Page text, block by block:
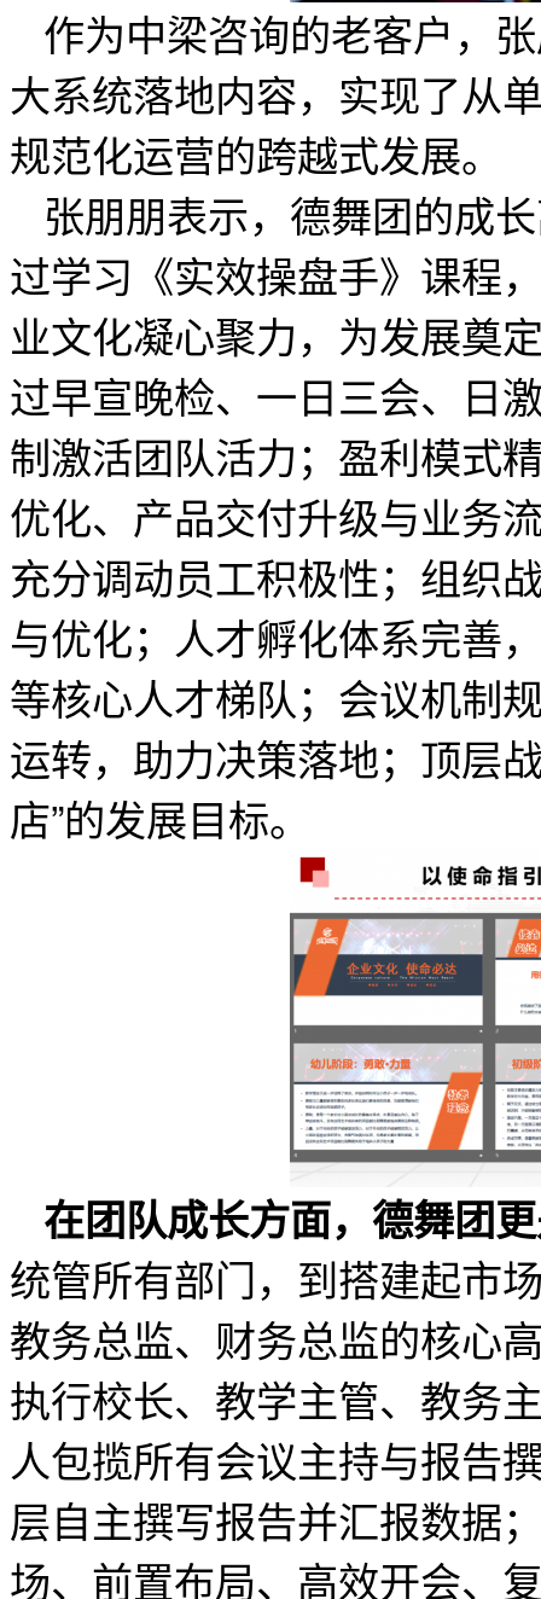
作为中梁咨询的老客户，
大系统落地内容，实现了从
规范化运营的跨越式发展。
张朋朋表示，德舞团的成
过学习《实效操盘手》课程
业文化凝心聚力，为发展奠
过早宣晚检、一日三会、日
制激活团队活力；盈利模式
优化、产品交付升级与业务
充分调动员工积极性；组织
与优化；人才孵化体系完善
等核心人才梯队；会议机制
运转，助力决策落地；顶层
店”的发展目标。
在团队成长方面，德舞团
统管所有部门，到搭建起市
教务总监、财务总监的核心
执行校长、教学主管、教务
人包揽所有会议主持与报告
层自主撰写报告并汇报数据
场、前置布局、高效开会、